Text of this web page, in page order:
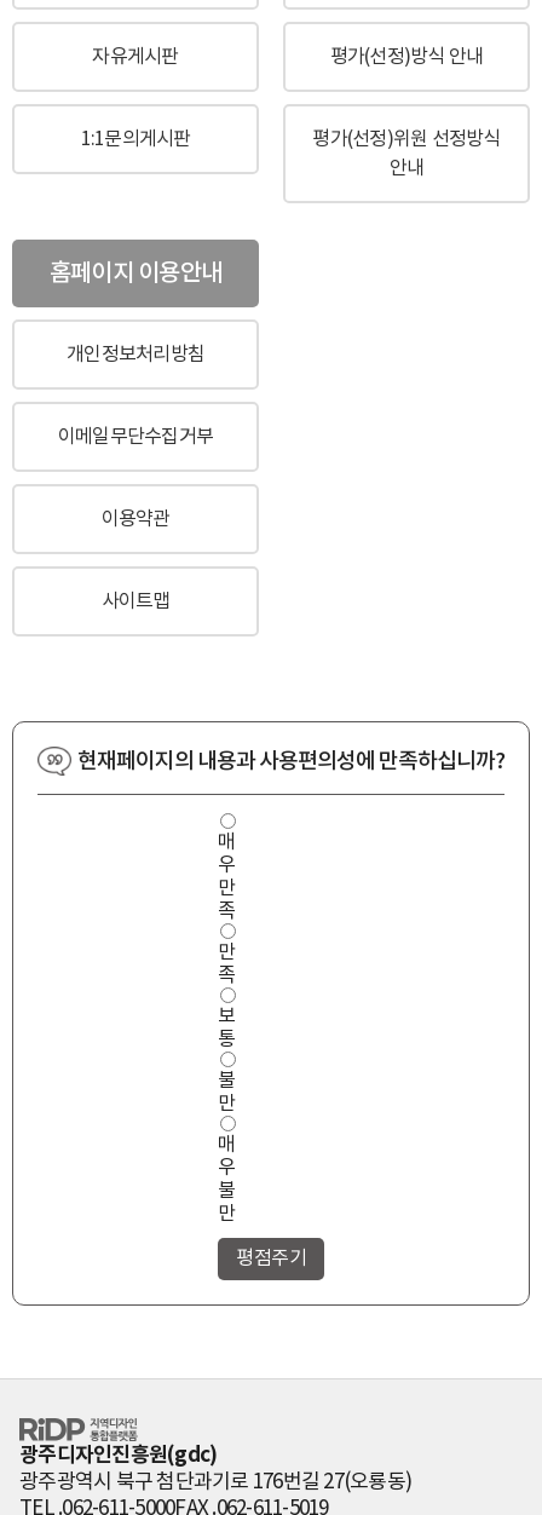
자유게시판
1:1문의게시판
평가(선정)방식 안내
평가(선정)위원 선정방식
안내
홈페이지 이용안내
개인정보처리방침
이메일무단수집거부
이용약관
사이트맵
현재페이지의 내용과 사용편의성에 만족하십니까?
사
용
편
의
성
만
족
도
매
우
만
족
만
족
보
통
불
만
매
우
불
만
RiDP 지역디자
인 통합플랫폼
광주디자인진흥원(gdc)
광주광역시 북구 첨단과기로 176번길 27(오룡동)
TEL .062-611-5000FAX .062-611-5019